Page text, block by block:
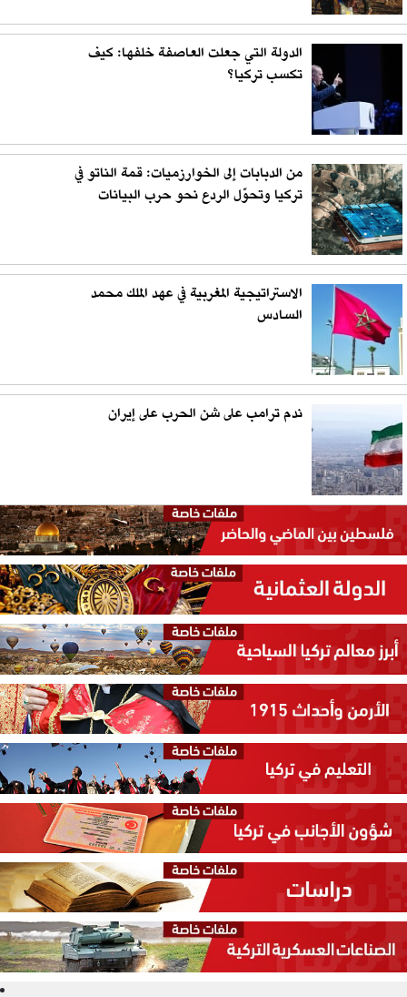
الدولة التي جعلت العاصفة خلفها: كيف
تكسب تركيا؟
من الدبابات إلى الخوارزميات: قمة الناتو في
تركيا وتحوّل الردع نحو حرب البيانات
الاستراتيجية المغربية في عهد الملك محمد
السادس
ندم ترامب على شن الحرب على إيران